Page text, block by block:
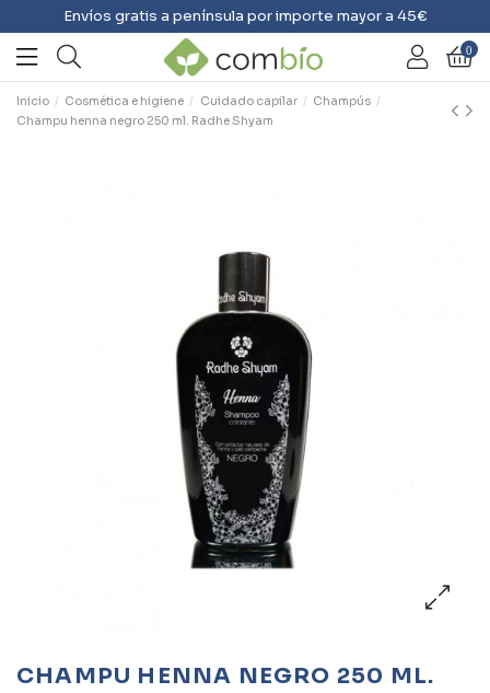
Envíos gratis a península por importe mayor a 45€
0
Inicio Cosmética e higiene Cuidado capilar
Champús
Champu henna negro 250 ml. Radhe Shyam
CHAMPU HENNA NEGRO 250 ML.